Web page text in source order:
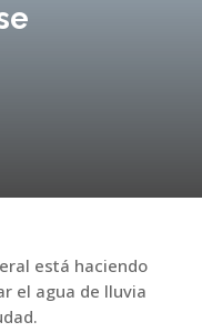
está haciendo
el agua de lluvia